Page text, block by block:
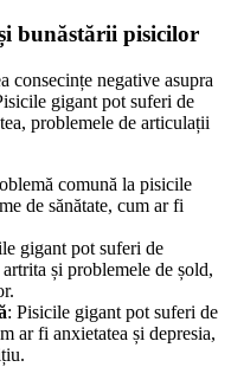
bunăstării pisicilor
consecințe negative asupra
gigant pot suferi de
problemele de articulații
comună la pisicile
de sănătate, cum ar fi
gigant pot suferi de
și problemele de șold,
: Pisicile gigant pot suferi de
ar fi anxietatea și depresia,